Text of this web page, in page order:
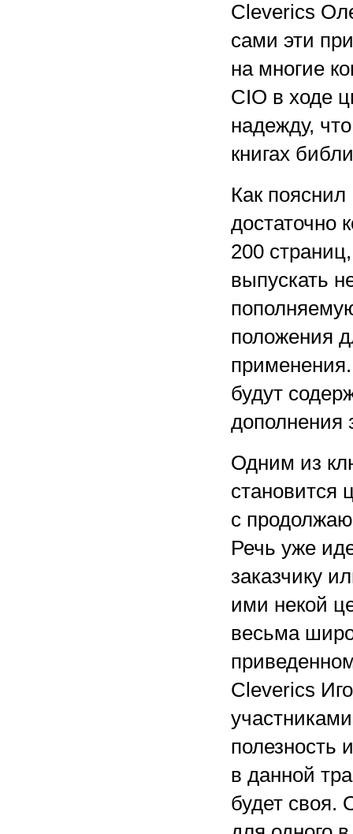
Cleverics
сами эти
на многие
CIO в ходе
надежду,
книгах
Как
достаточно
200
выпускать
положения
будут
дополнения
Одним из
становится
с
Речь уже
заказчику
ими некой
весьма
Cleverics
полезность
в данной
будет своя.